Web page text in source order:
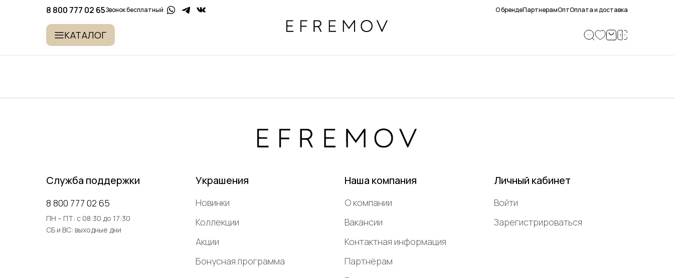
8 800 777 02 65Звонок бесплатный О брендеПартнерамОптОплата и доставка
КАТАЛОГ
Служба поддержки
8 800 777 02 65
ПН – ПТ: с 08:30 до 17:30
СБ и ВС: выходные дни
Украшения
Новинки
Коллекции
Акции
Бонусная программа
Наша компания
О компании
Вакансии
Контактная информация
Партнёрам
Личный кабинет
Войти
Зарегистрироваться